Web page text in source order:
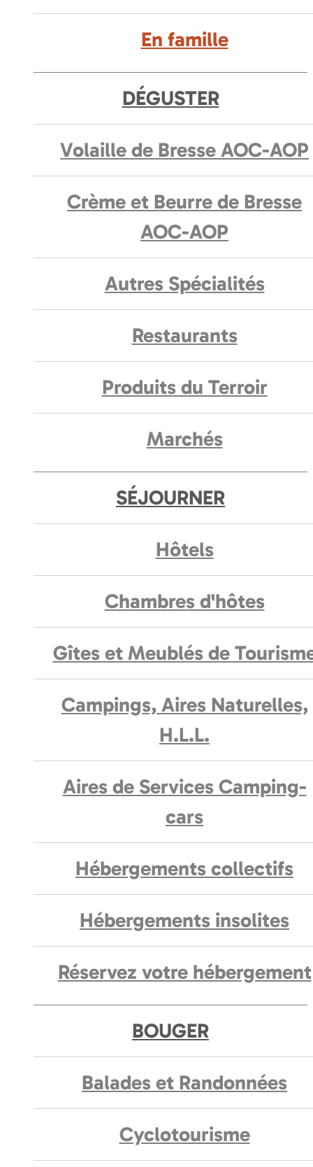
En famille
DÉGUSTER
Volaille de Bresse AOC-AOP
Crème et Beurre de Bresse
AOC-AOP
Autres Spécialités
Restaurants
Produits du Terroir
Marchés
SÉJOURNER
Hôtels
Chambres d'hôtes
Gîtes et Meublés de
Campings, Aires Naturelles,
H.L.L.
Aires de Services Camping-
cars
Hébergements collectifs
Hébergements insolites
Réservez votre hébergement
BOUGER
Balades et Randonnées
Cyclotourisme